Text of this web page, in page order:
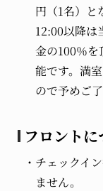
円（1名）と
12:00以降は
金の100％
能です。満
ので予めご
フロントに
チェックイ
ません。